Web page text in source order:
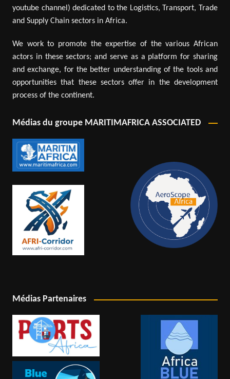
youtube channel) dedicated to the Logistics, Transport, Trade
and Supply Chain sectors in Africa.
We work to promote the expertise of the various African
actors in these sectors; and serve as a platform for sharing
and exchange, for the better understanding of the tools and
opportunities that these sectors offer in the development
process of the continent.
Médias du groupe MARITIMAFRICA ASSOCIATED
Médias Partenaires